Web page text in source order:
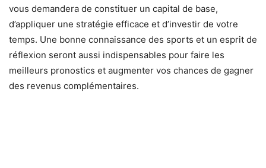
vous demandera de constituer un capital de base,
d’appliquer une stratégie efficace et d’investir de votre
temps. Une bonne connaissance des sports et un esprit de
réflexion seront aussi indispensables pour faire les
meilleurs pronostics et augmenter vos chances de gagner
des revenus complémentaires.